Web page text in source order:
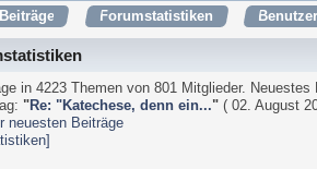
Forumstatistiken
in 4223 Themen von 801 Mitglieder.
"Re: "Katechese, denn ein..." ( 02. August
neuesten Beiträge